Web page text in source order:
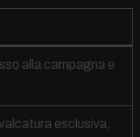
alla campagna e
esclusiva,